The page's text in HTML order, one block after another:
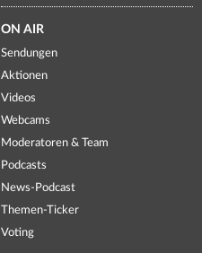
ON AIR
Sendungen
Aktionen
Videos
Webcams
Moderatoren & Team
Podcasts
News-Podcast
Themen-Ticker
Voting